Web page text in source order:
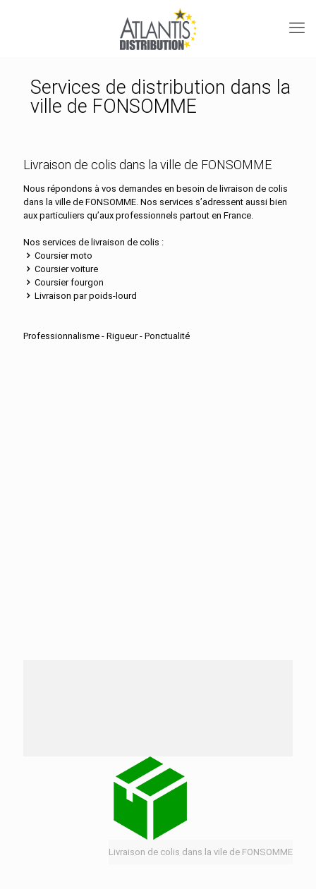
Services de distribution dans la
ville de FONSOMME
Livraison de colis dans la ville de FONSOMME
Nous répondons à vos demandes en besoin de livraison de colis
dans la ville de FONSOMME. Nos services s’adressent aussi bien
aux particuliers qu’aux professionnels partout en France.
Nos services de livraison de colis :
Coursier moto
Coursier voiture
Coursier fourgon
Livraison par poids-lourd
Professionnalisme - Rigueur - Ponctualité
Livraison de colis dans la vile de FONSOMME